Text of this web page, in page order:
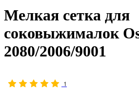
Мелкая сетка для
соковыжималок
2080/2006/9001
1